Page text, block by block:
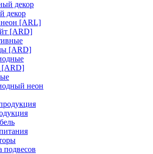
декор
[ARL]
[ARD]
[ARD]
[ARD]
неон
подвесов